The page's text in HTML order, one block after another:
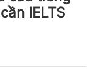
IELTS